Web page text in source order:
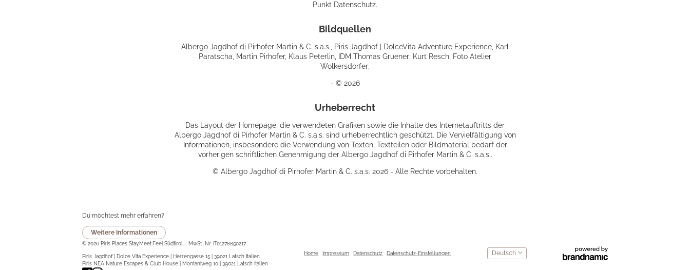
Punkt Datenschutz.
Bildquellen
Albergo Jagdhof di Pirhofer Martin & C. s.a.s., Piris Jagdhof | DolceVita Adventure Experience, Karl
Paratscha, Martin Pirhofer, Klaus Peterlin, IDM Thomas Gruener; Kurt Resch; Foto Atelier
Wolkersdorfer;
- © 2026
Urheberrecht
Das Layout der Homepage, die verwendeten Grafiken sowie die Inhalte des Internetauftritts der
Albergo Jagdhof di Pirhofer Martin & C. s.a.s. sind urheberrechtlich geschützt. Die Vervielfältigung von
Informationen, insbesondere die Verwendung von Texten, Textteilen oder Bildmaterial bedarf der
vorherigen schriftlichen Genehmigung der Albergo Jagdhof di Pirhofer Martin & C. s.a.s..
© Albergo Jagdhof di Pirhofer Martin & C. s.a.s. 2026 - Alle Rechte vorbehalten.
Du möchtest mehr erfahren?
Weitere Informationen
© 2026 Piris Places Stay.Meet.Feel.Südtirol. - MwSt.-Nr. IT01278850217
Piris Jagdhof | Dolce Vita Experience | Herrengasse 15 | 39021 Latsch Italien
Piris NEA Nature Escapes & Club House | Montaniweg 10 | 39021 Latsch Italien
Home Impressum Datenschutz Datenschutz-Einstellungen WEITERSUCHEN